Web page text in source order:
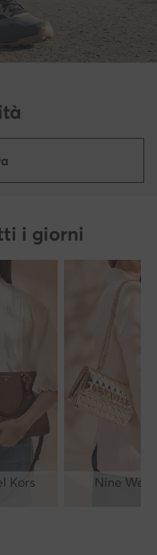
i giorni
Kors Nine West